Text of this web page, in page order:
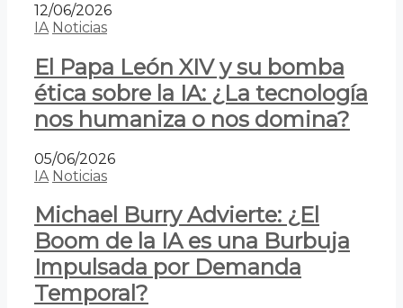
12/06/2026
IA Noticias
El Papa León XIV y su bomba
ética sobre la IA: ¿La tecnología
nos humaniza o nos domina?
05/06/2026
IA Noticias
Michael Burry Advierte: ¿El
Boom de la IA es una Burbuja
Impulsada por Demanda
Temporal?